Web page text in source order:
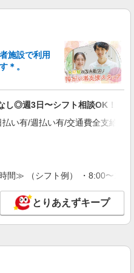
施設で利用
＊。
し◎週3日〜シフト相談OK！≫
い有/週払い有/交通費全支給(ガ
間≫ （シフト例） ・8:00〜
とりあえずキープ